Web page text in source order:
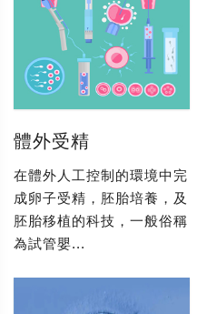
體外受精
在體外人工控制的環境中完
成卵子受精，胚胎培養，及
胚胎移植的科技，一般俗稱
為試管嬰...